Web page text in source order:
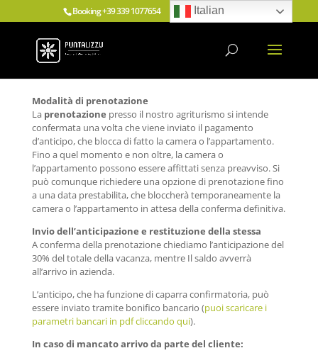
Booking+39 339 1077654 info@puntalizzu.com
Modalità di prenotazione
La prenotazione presso il nostro agriturismo si intende
confermata una volta che viene inviato il pagamento
d’anticipo, che blocca di fatto la camera o l’appartamento.
Fino a quel momento e non oltre, la camera o
l’appartamento possono essere affittati senza preavviso. Si
può comunque richiedere una opzione di prenotazione fino
a una data prestabilita, che bloccherà temporaneamente la
camera o l’appartamento in attesa della conferma definitiva.
Invio dell’anticipazione e restituzione della stessa
A conferma della prenotazione chiediamo l’anticipazione del
30% del totale della vacanza, mentre Il saldo avverrà
all’arrivo in azienda.
L’anticipo, che ha funzione di caparra confirmatoria, può
essere inviato tramite bonifico bancario (puoi scaricare i
parametri bancari in pdf cliccando qui).
In caso di mancato arrivo da parte del cliente:
Italian